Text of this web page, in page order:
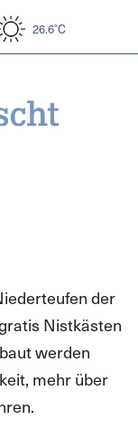
26.6°C
der
Nistkästen
werden
mehr über